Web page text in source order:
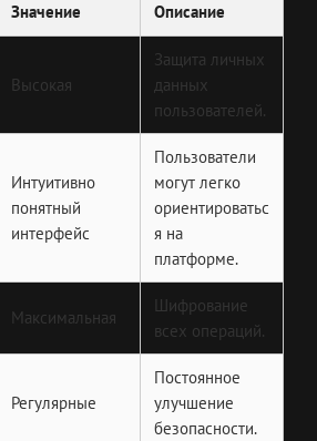
Значение Описание
Высокая
Защита личных
данных
пользователей.
Интуитивно
понятный
интерфейс
Пользователи
могут легко
ориентироватьс
я на
платформе.
Максимальная
Шифрование
всех операций.
Регулярные
Постоянное
улучшение
безопасности.